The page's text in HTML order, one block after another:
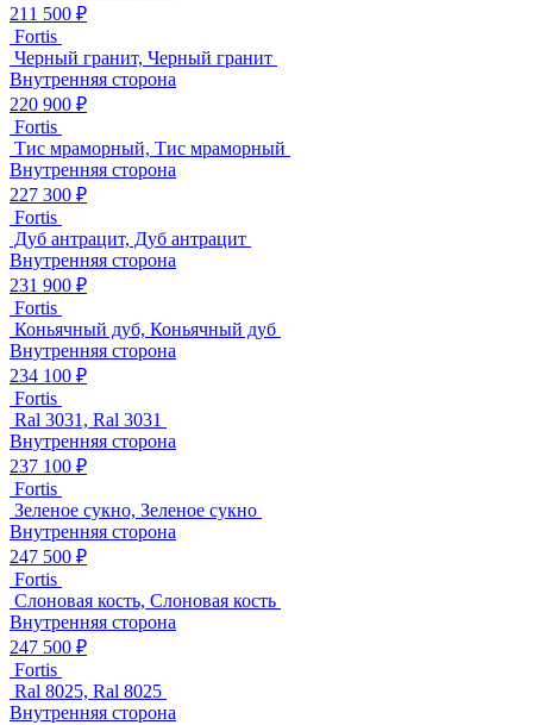
211 500 ₽
Fortis
Черный гранит, Черный гранит
Внутренняя сторона
220 900 ₽
Fortis
Тис мраморный, Тис мраморный
Внутренняя сторона
227 300 ₽
Fortis
Дуб антрацит, Дуб антрацит
Внутренняя сторона
231 900 ₽
Fortis
Коньячный дуб, Коньячный дуб
Внутренняя сторона
234 100 ₽
Fortis
Ral 3031, Ral 3031
Внутренняя сторона
237 100 ₽
Fortis
Зеленое сукно, Зеленое сукно
Внутренняя сторона
247 500 ₽
Fortis
Слоновая кость, Слоновая кость
Внутренняя сторона
247 500 ₽
Fortis
Ral 8025, Ral 8025
Внутренняя сторона